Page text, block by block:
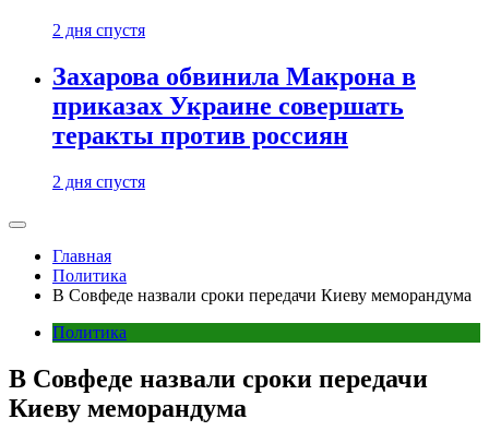
2 дня спустя
Захарова обвинила Макрона в
приказах Украине совершать
теракты против россиян
2 дня спустя
Главная
Политика
В Совфеде назвали сроки передачи Киеву меморандума
Политика
В Совфеде назвали сроки передачи
Киеву меморандума